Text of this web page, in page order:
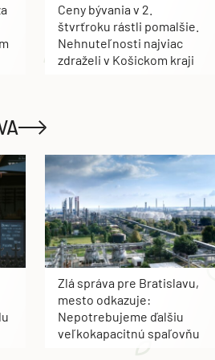
Ceny bývania v 2.
štvrťroku rástli pomalšie.
Nehnuteľnosti najviac
zdraželi v Košickom kraji
Zlá správa pre Bratislavu,
mesto odkazuje:
Nepotrebujeme ďalšiu
veľkokapacitnú spaľovňu